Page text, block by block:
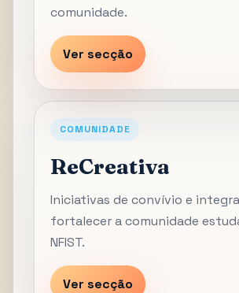
comunidade.
Ver secção
COMUNIDADE
ReCreativa
Iniciativas de convívio e
fortalecer a comunidade
NFIST.
Ver secção